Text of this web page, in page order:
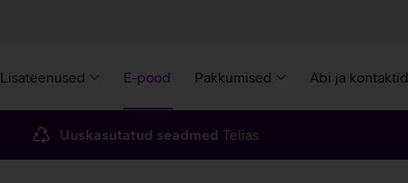
Lisateenused E-pood Pakkumised Abi ja kontaktid
Uuskasutatud seadmed Telias